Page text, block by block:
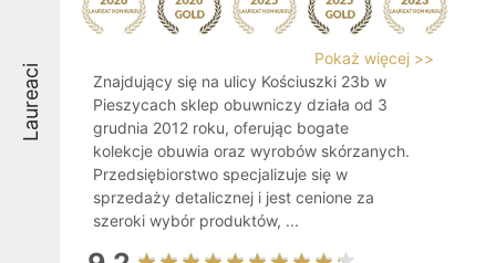
Laureaci
Pokaż więcej >>
Znajdujący się na ulicy Kościuszki 23b w
Pieszycach sklep obuwniczy działa od 3
grudnia 2012 roku, oferując bogate
kolekcje obuwia oraz wyrobów skórzanych.
Przedsiębiorstwo specjalizuje się w
sprzedaży detalicznej i jest cenione za
szeroki wybór produktów, ...